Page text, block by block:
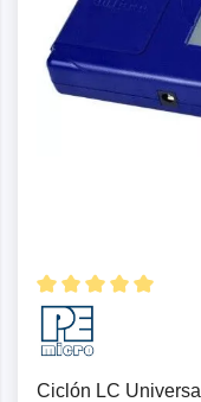
Ciclón LC Universal